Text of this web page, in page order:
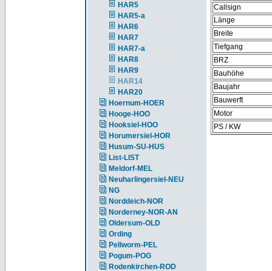
HAR5
HAR5-a
HAR6
HAR7
HAR7-a
HAR8
HAR9
HAR14
HAR20
Hoernum-HOER
Hooge-HOO
Hooksiel-HOO
Horumersiel-HOR
Husum-SU-HUS
List-LIST
Meldorf-MEL
Neuharlingersiel-NEU
NG
Norddeich-NOR
Norderney-NOR-AN
Oldersum-OLD
Ording
Pellworm-PEL
Pogum-POG
Rodenkirchen-ROD
Callsign
Länge
Breite
Tiefgang
BRZ
Bauhöhe
Baujahr
Bauwerft
Motor
PS / KW